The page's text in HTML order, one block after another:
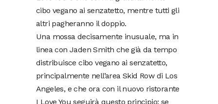
cibo vegano ai senzatetto, mentre tutti gli
altri pagheranno il doppio.
Una mossa decisamente inusuale, ma in
linea con Jaden Smith che già da tempo
distribuisce cibo vegano ai senzatetto,
principalmente nell’area Skid Row di Los
Angeles, e che ora con il nuovo ristorante
I Love You seguirà questo principio: se